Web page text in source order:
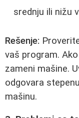
srednju ili nižu
Rešenje:
vaš program.
zameni mašine.
odgovara
mašinu.